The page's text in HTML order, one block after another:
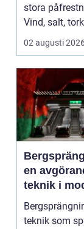
stora
Vind, salt,
markarbeten
byggpro...
02 augusti
en
teknik i
byggprojekt
teknik som